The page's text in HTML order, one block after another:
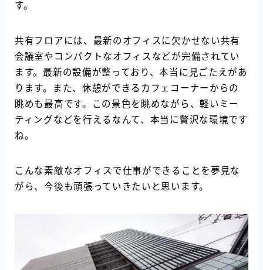
す。
共有フロアには、最新のオフィスに欠かせない共有
会議室やコンパクトなオフィスなどが完備されてい
ます。最新の設備が整っており、本当に見ごたえがあ
ります。また、休憩ができるカフェコーナーからの
眺めも最高です。この景色を眺めながら、軽いミー
ティングなどを行えるなんて、本当に贅沢な環境です
ね。
こんな素敵なオフィスで仕事ができることを夢見な
がら、今後も頑張っていきたいと思います。